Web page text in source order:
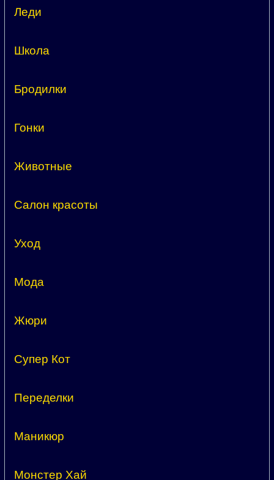
Леди
Школа
Бродилки
Гонки
Животные
Салон красоты
Уход
Мода
Жюри
Супер Кот
Переделки
Маникюр
Монстер Хай